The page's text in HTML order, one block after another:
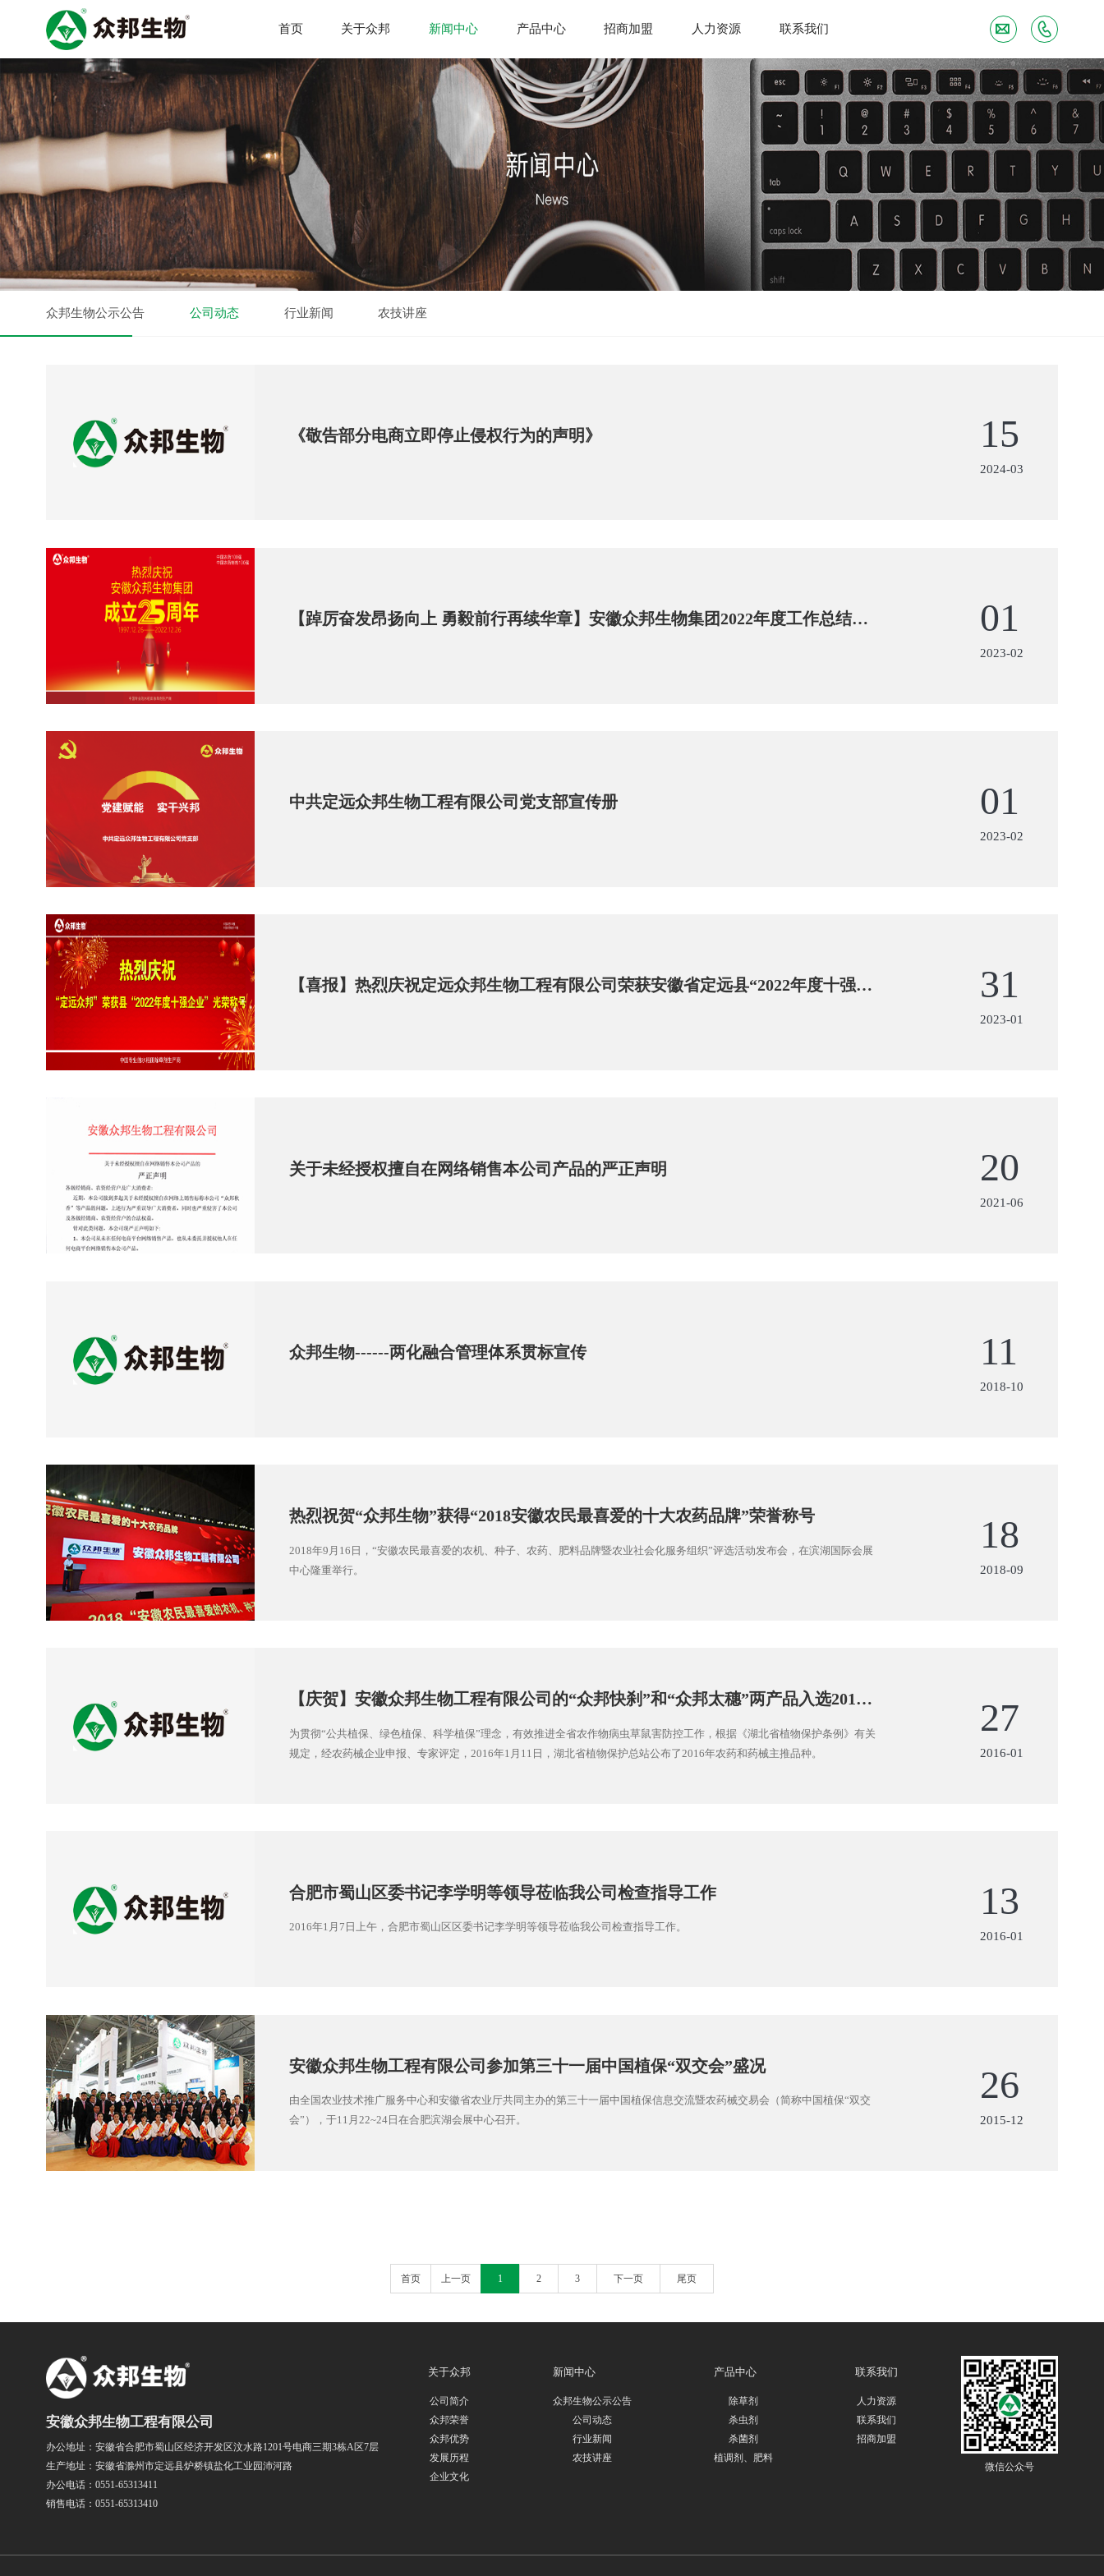
首页 关于众邦 新闻中心 产品中心 招商加盟 人力资源 联系我们
众邦生物公示公告 公司动态 行业新闻 农技讲座
《敬告部分电商立即停止侵权行为的声明》 15
2024-03
【踔厉奋发昂扬向上 勇毅前行再续华章】安徽众邦生物集团2022年度工作总结表
01
2023-02
中共定远众邦生物工程有限公司党支部宣传册 01
2023-02
【喜报】热烈庆祝定远众邦生物工程有限公司荣获安徽省定远县“2022年度十强企
31
2023-01
关于未经授权擅自在网络销售本公司产品的严正声明 20
2021-06
众邦生物------两化融合管理体系贯标宣传 11
2018-10
热烈祝贺“众邦生物”获得“2018安徽农民最喜爱的十大农药品牌”荣誉称号
2018年9月16日，“安徽农民最喜爱的农机、种子、农药、肥料品牌暨农业社会化服务组织”评选活动发布会，在滨湖国际会展
中心隆重举行。
18
2018-09
【庆贺】安徽众邦生物工程有限公司的“众邦快刹”和“众邦太穗”两产品入选2016
为贯彻“公共植保、绿色植保、科学植保”理念，有效推进全省农作物病虫草鼠害防控工作，根据《湖北省植物保护条例》有关
规定，经农药械企业申报、专家评定，2016年1月11日，湖北省植物保护总站公布了2016年农药和药械主推品种。
27
2016-01
合肥市蜀山区委书记李学明等领导莅临我公司检查指导工作
2016年1月7日上午，合肥市蜀山区区委书记李学明等领导莅临我公司检查指导工作。
13
2016-01
安徽众邦生物工程有限公司参加第三十一届中国植保“双交会”盛况
由全国农业技术推广服务中心和安徽省农业厅共同主办的第三十一届中国植保信息交流暨农药械交易会（简称中国植保“双交
会”），于11月22~24日在合肥滨湖会展中心召开。
26
2015-12
首页 上一页 1 2 3 下一页 尾页
安徽众邦生物工程有限公司
办公地址：安徽省合肥市蜀山区经济开发区汶水路1201号电商三期3栋A区7层
生产地址：安徽省滁州市定远县炉桥镇盐化工业园沛河路
办公电话：0551-65313411
销售电话：0551-65313410
关于众邦
公司简介
众邦荣誉
众邦优势
发展历程
企业文化
新闻中心
众邦生物公示公告
公司动态
行业新闻
农技讲座
产品中心
除草剂
杀虫剂
杀菌剂
植调剂、肥料
联系我们
人力资源
联系我们
招商加盟
微信公众号